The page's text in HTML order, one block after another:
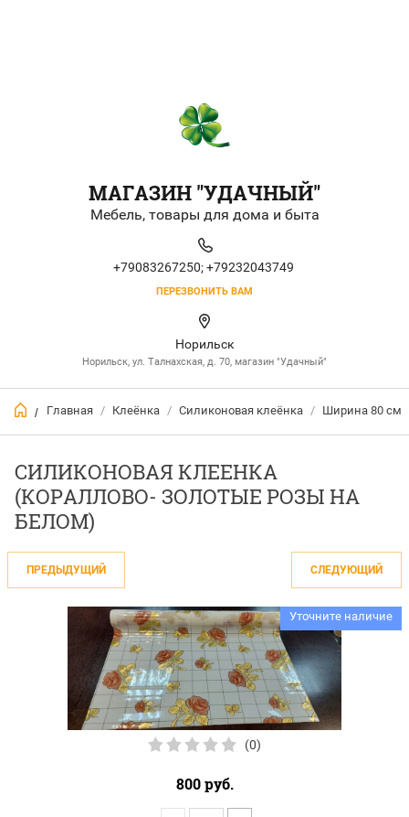
МАГАЗИН "УДАЧНЫЙ"
Мебель, товары для дома и быта
+79083267250; +79232043749
ПЕРЕЗВОНИТЬ ВАМ
Норильск
Норильск, ул. Талнахская, д. 70, магазин "Удачный"
/ Главная / Клеёнка / Силиконовая клеёнка / Ширина 80 см
СИЛИКОНОВАЯ КЛЕЕНКА
(КОРАЛЛОВО- ЗОЛОТЫЕ РОЗЫ НА
БЕЛОМ)
ПРЕДЫДУЩИЙ СЛЕДУЮЩИЙ
Уточните наличие
(0)
800руб.